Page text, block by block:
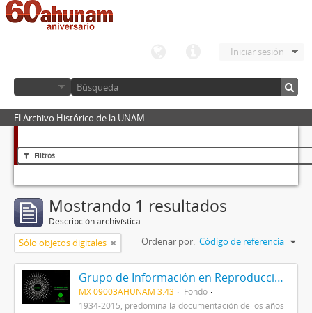
Iniciar sesión
El Archivo Histórico de la UNAM
Filtros
Mostrando 1 resultados
Descripción archivística
Sólo objetos digitales Ordenar por: Código de referencia
Grupo de Información en Reproducción Elegida (GIRE)
MX 09003AHUNAM 3.43
Fondo
1934-2015, predomina la documentación de los años